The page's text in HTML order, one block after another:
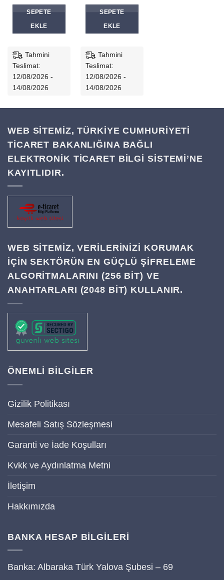
SEPETE
EKLE
Tahmini
Teslimat:
12/08/2026 -
14/08/2026
SEPETE
EKLE
Tahmini
Teslimat:
12/08/2026 -
14/08/2026
WEB SİTEMİZ, TÜRKİYE CUMHURİYETİ
TİCARET BAKANLIĞINA BAĞLI
ELEKTRONİK TİCARET BİLGİ SİSTEMİ’NE
KAYITLIDIR.
WEB SITEMIZ, VERILERINIZI KORUMAK
IÇIN SEKTÖRÜN EN GÜÇLÜ ŞIFRELEME
ALGORITMALARINI (256 BIT) VE
ANAHTARLARI (2048 BIT) KULLANIR.
ÖNEMLİ BİLGİLER
Gizilik Politikası
Mesafeli Satış Sözleşmesi
Garanti ve İade Koşulları
Kvkk ve Aydınlatma Metni
İletişim
Hakkımızda
BANKA HESAP BİLGİLERİ
Banka: Albaraka Türk Yalova Şubesi – 69